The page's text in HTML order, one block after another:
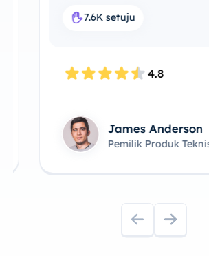
7.6K setuju
4.8
James Anderson
Pemilik Produk Teknis